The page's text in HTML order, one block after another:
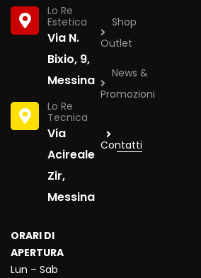
Lo Re
Estetica
Via N.
Bixio, 9,
Messina
Lo Re
Tecnica
Via
Acireale
Zir,
Messina
ORARI DI
APERTURA
Lun – Sab
Shop
Outlet
News &
Promozioni
Contatti